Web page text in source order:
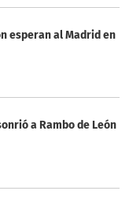
esperan al Madrid en
a Rambo de León